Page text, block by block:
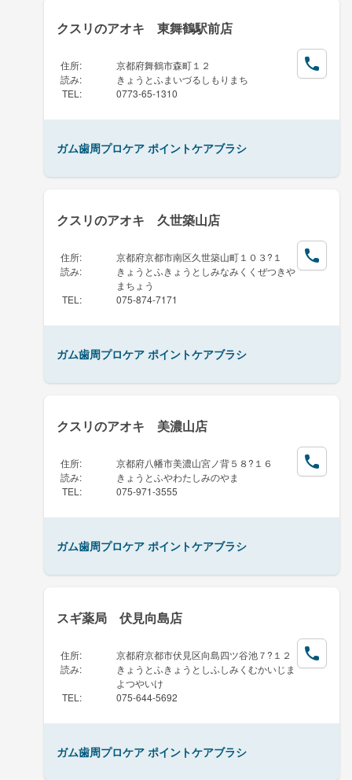
クスリのアオキ 東舞鶴駅前店
住所:
京都府舞鶴市森町１２
読み:
きょうとふまいづるしもりまち
TEL : 0773-65-1310
ガム歯周プロケア ポイントケアブラシ
クスリのアオキ 久世築山店
住所:
京都府京都市南区久世築山町１０３?１
読み:
きょうとふきょうとしみなみくくぜつきや
まちょう
TEL : 075-874-7171
ガム歯周プロケア ポイントケアブラシ
クスリのアオキ 美濃山店
住所:
京都府八幡市美濃山宮ノ背５８?１６
読み:
きょうとふやわたしみのやま
TEL : 075-971-3555
ガム歯周プロケア ポイントケアブラシ
スギ薬局 伏見向島店
住所:
京都府京都市伏見区向島四ツ谷池７?１２
読み:
きょうとふきょうとしふしみくむかいじま
よつやいけ
TEL : 075-644-5692
ガム歯周プロケア ポイントケアブラシ